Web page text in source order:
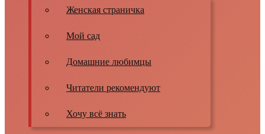
Женская страничка
Мой сад
Домашние любимцы
Читатели рекомендуют
Хочу всё знать